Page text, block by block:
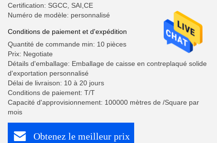
Certification: SGCC, SAI,CE
Numéro de modèle: personnalisé
Conditions de paiement et d'expédition
Quantité de commande min: 10 pièces
Prix: Negotiate
Détails d'emballage: Emballage de caisse en contreplaqué solide
d'exportation personnalisé
Délai de livraison: 10 à 20 jours
Conditions de paiement: T/T
Capacité d'approvisionnement: 100000 mètres de /Square par
mois
Obtenez le meilleur prix